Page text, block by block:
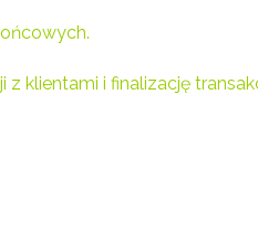
klientami i finalizację